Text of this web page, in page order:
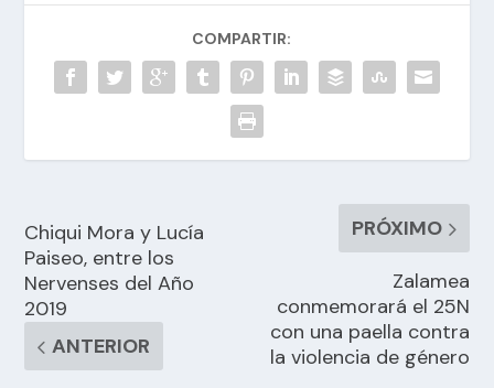
COMPARTIR:
Chiqui Mora y Lucía
Paiseo, entre los
Nervenses del Año
2019
ANTERIOR
PRÓXIMO
Zalamea
conmemorará el 25N
con una paella contra
la violencia de género